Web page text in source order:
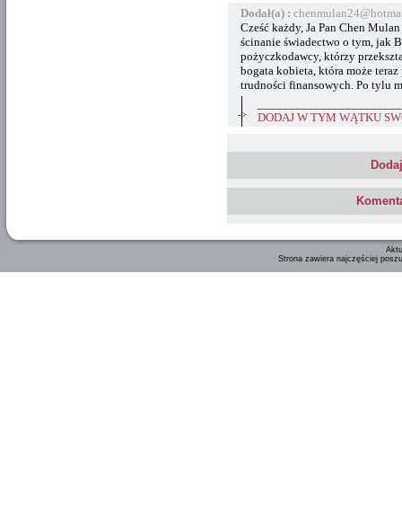
Dodał(a) :
Cześć każdy, Ja Pan Chen
ścinanie świadectwo o tym, jak
pożyczkodawcy, którzy
bogata kobieta, która może
trudności finansowych. Po tylu
->
DODAJ W TYM WĄTKU
Strona zawiera najczęściej